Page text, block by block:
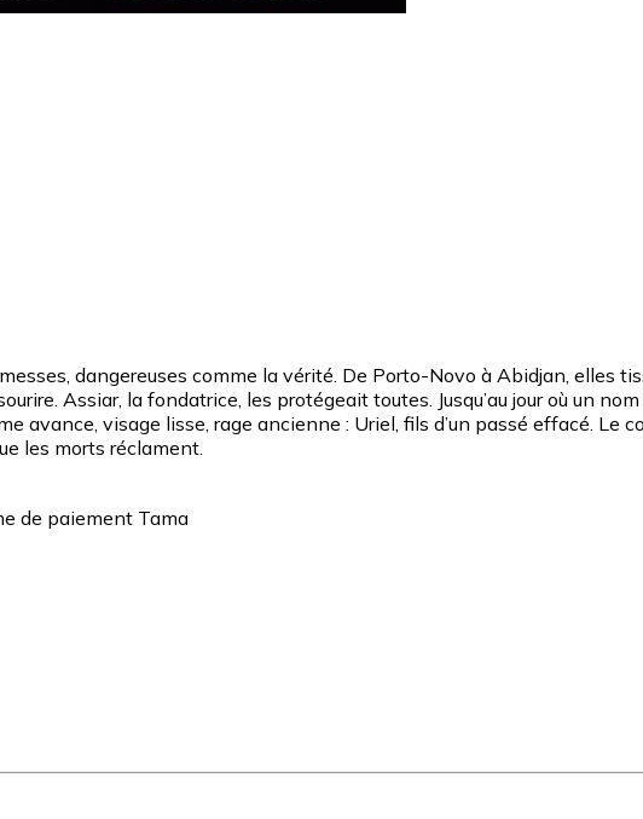
dangereuses comme la vérité. De Porto-Novo à Abidjan, elles
Assiar, la fondatrice, les protégeait toutes. Jusqu’au jour où un
visage lisse, rage ancienne : Uriel, fils d’un passé effacé. Le
les morts réclament.
de paiement Tama